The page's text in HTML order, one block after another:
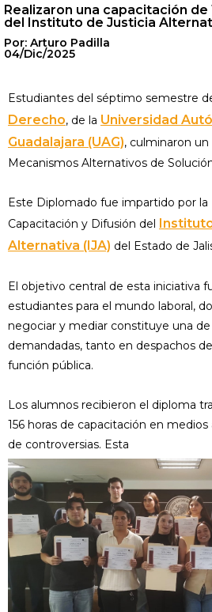
Realizaron una capacitación
del Instituto de Justicia
Por: Arturo Padilla
04/Dic/2025
Estudiantes del séptimo semestre
Derecho, de la Universidad
Guadalajara (UAG), culminaron
Mecanismos Alternativos de
Este Diplomado fue impartido por la
Capacitación y Difusión del
Alternativa (IJA) del Estado de
El objetivo central de esta iniciativa
estudiantes para el mundo laboral,
negociar y mediar constituye una de
demandadas, tanto en despachos
función pública.
Los alumnos recibieron el diploma
156 horas de capacitación en
de controversias. Esta